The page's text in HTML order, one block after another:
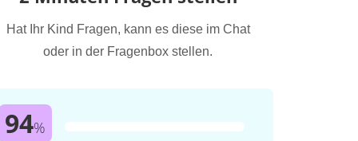
Hat Ihr Kind Fragen, kann es diese im Chat
oder in der Fragenbox stellen.
94%